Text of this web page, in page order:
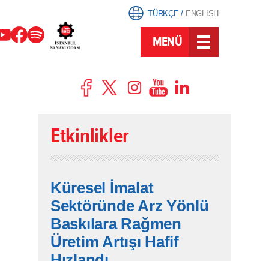
TÜRKÇE/ ENGLISH
MENÜ
Etkinlikler
Küresel İmalat
Sektöründe Arz Yönlü
Baskılara Rağmen
Üretim Artışı Hafif